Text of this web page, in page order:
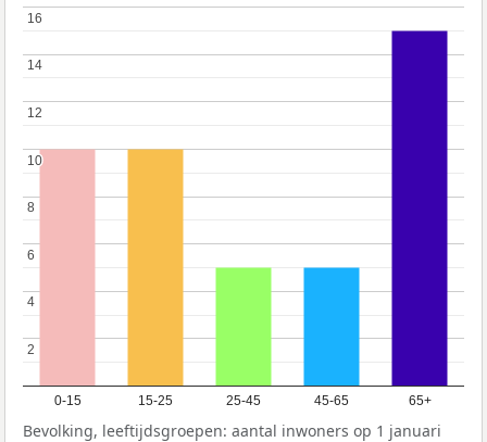
0-15 15-25 25-45 45-65 65+
2
2
4
4
6
6
8
8
10
10
12
12
14
14
16
16
Bevolking, leeftijdsgroepen: aantal inwoners op 1 januari